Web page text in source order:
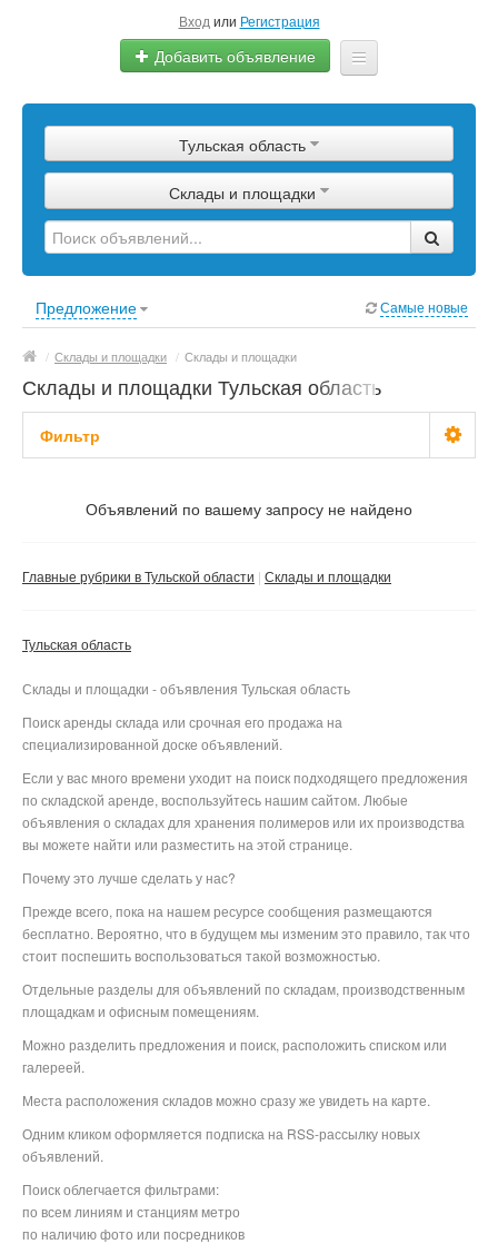
Вход или Регистрация
Добавить объявление
Сырье
Изделия
Оборудование
Тульская область
Склады и площадки
Предложение Самые новые
/ Склады и площадки / Склады и площадки
Склады и площадки Тульская область
Фильтр
Не важно
Без посредников
Применить Сбросить фильтр
Объявлений по вашему запросу не найдено
Главные рубрики в Тульской области Склады и площадки
Тульская область
Склады и площадки - объявления Тульская область
Поиск аренды склада или срочная его продажа на
специализированной доске объявлений.
Если у вас много времени уходит на поиск подходящего предложения
по складской аренде, воспользуйтесь нашим сайтом. Любые
объявления о складах для хранения полимеров или их производства
вы можете найти или разместить на этой странице.
Почему это лучше сделать у нас?
Прежде всего, пока на нашем ресурсе сообщения размещаются
бесплатно. Вероятно, что в будущем мы изменим это правило, так что
стоит поспешить воспользоваться такой возможностью.
Отдельные разделы для объявлений по складам, производственным
площадкам и офисным помещениям.
Можно разделить предложения и поиск, расположить списком или
галереей.
Места расположения складов можно сразу же увидеть на карте.
Одним кликом оформляется подписка на RSS-рассылку новых
объявлений.
Поиск облегчается фильтрами:
по всем линиям и станциям метро
по наличию фото или посредников